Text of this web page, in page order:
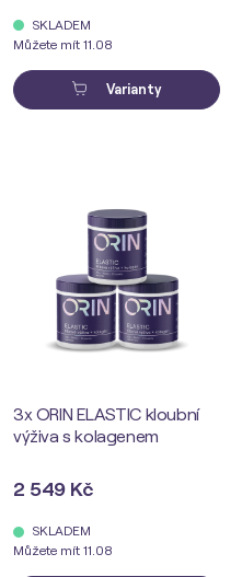
SKLADEM
Můžete mít 11.08
Varianty
3x ORIN ELASTIC kloubní
výživa s kolagenem
2 549 Kč
SKLADEM
Můžete mít 11.08